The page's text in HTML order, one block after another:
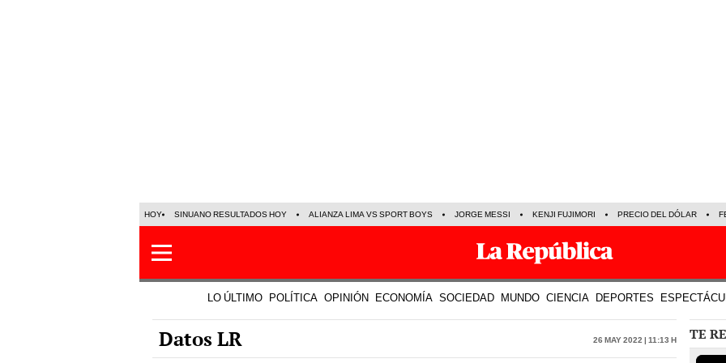
HOY SINUANO RESULTADOS HOY ALIANZA LIMA VS SPORT BOYS JORGE MESSI KENJI FUJIMORI PRECIO DEL DÓLAR
LO ÚLTIMO POLÍTICA OPINIÓN ECONOMÍA SOCIEDAD MUNDO CIENCIA DEPORTES
Datos LR 26 May 2022 | 11:13 h TE